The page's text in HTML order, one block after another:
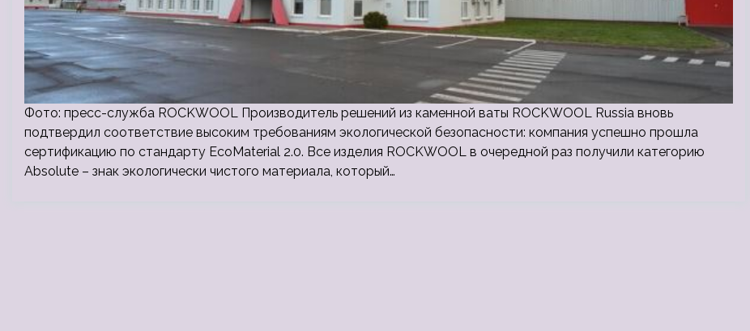
Фото: пресс-служба ROCKWOOL Производитель решений из каменной ваты ROCKWOOL Russia вновь
подтвердил соответствие высоким требованиям экологической безопасности: компания успешно прошла
сертификацию по стандарту EcoMaterial 2.0. Все изделия ROCKWOOL в очередной раз получили категорию
Absolute – знак экологически чистого материала, который…